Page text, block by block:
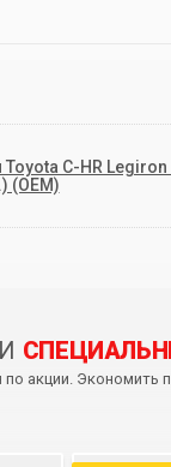
C-HR Legiron
(OEM)
акции. Экономить